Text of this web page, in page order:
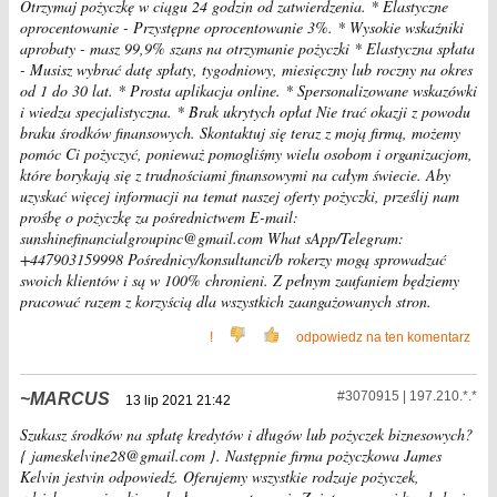
Otrzymaj pożyczkę w ciągu 24 godzin od zatwierdzenia. * Elastyczne
oprocentowanie - Przystępne oprocentowanie 3%. * Wysokie wskaźniki
aprobaty - masz 99,9% szans na otrzymanie pożyczki * Elastyczna spłata
- Musisz wybrać datę spłaty, tygodniowy, miesięczny lub roczny na okres
od 1 do 30 lat. * Prosta aplikacja online. * Spersonalizowane wskazówki
i wiedza specjalistyczna. * Brak ukrytych opłat Nie trać okazji z powodu
braku środków finansowych. Skontaktuj się teraz z moją firmą, możemy
pomóc Ci pożyczyć, ponieważ pomogliśmy wielu osobom i organizacjom,
które borykają się z trudnościami finansowymi na całym świecie. Aby
uzyskać więcej informacji na temat naszej oferty pożyczki, prześlij nam
prośbę o pożyczkę za pośrednictwem E-mail:
sunshinefinancialgroupinc@gmail.com What sApp/Telegram:
+447903159998 Pośrednicy/konsultanci/b rokerzy mogą sprowadzać
swoich klientów i są w 100% chronieni. Z pełnym zaufaniem będziemy
pracować razem z korzyścią dla wszystkich zaangażowanych stron.
! odpowiedz na ten komentarz
MARCUS #3070915 | 197.210.*.*
13 lip 2021 21:42
Szukasz środków na spłatę kredytów i długów lub pożyczek biznesowych?
{ jameskelvine28@gmail.com }. Następnie firma pożyczkowa James
Kelvin jestvin odpowiedź. Oferujemy wszystkie rodzaje pożyczek,